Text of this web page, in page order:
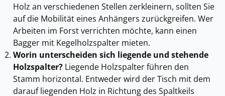
Holz an verschiedenen Stellen zerkleinern, sollten Sie
auf die Mobilität eines Anhängers zurückgreifen. Wer
Arbeiten im Forst verrichten möchte, kann einen
Bagger mit Kegelholzspalter mieten.
Worin unterscheiden sich liegende und stehende
Holzspalter? Liegende Holzspalter führen den
Stamm horizontal. Entweder wird der Tisch mit dem
darauf liegenden Holz in Richtung des Spaltkeils